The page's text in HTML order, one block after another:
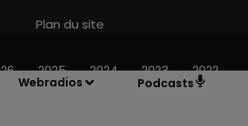
Webradios Podcasts
Plan du site
2025 2024 2023 2022